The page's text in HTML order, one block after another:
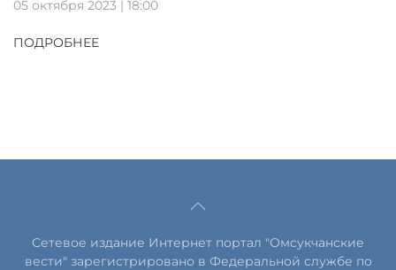
05 октября 2023 | 18:00
ПОДРОБНЕЕ
Сетевое издание Интернет портал "Омсукчанские
вести" зарегистрировано в Федеральной службе по